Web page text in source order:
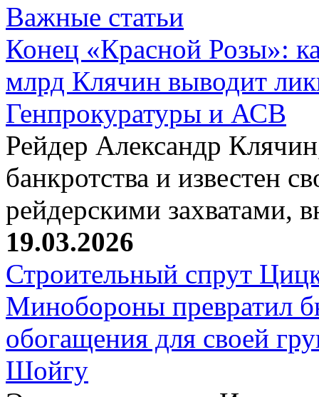
Важные статьи
Конец «Красной Розы»:
млрд Клячин выводит
Генпрокуратуры и АСВ
Рейдер Александр
банкротства и известен
рейдерскими захватами,
19.03.2026
Строительный спрут
Минобороны превратил
обогащения для своей
Шойгу